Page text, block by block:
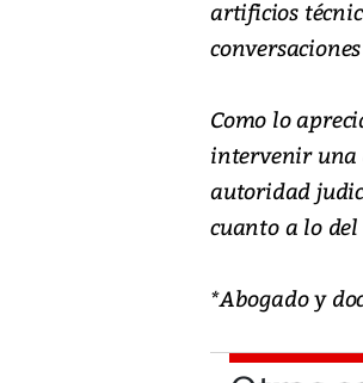
artificios
Como lo
intervenir una
autoridad
cuanto a lo
*Abogado y